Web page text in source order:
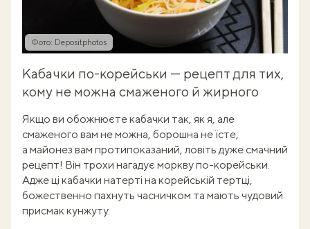
Фото: Depositphotos
Кабачки по-корейськи — рецепт для тих,
кому не можна смаженого й жирного
Якщо ви обожнюєте кабачки так, як я, але
смаженого вам не можна, борошна не їсте,
а майонез вам протипоказаний, ловіть дуже смачний
рецепт! Він трохи нагадує моркву по-корейськи.
Адже ці кабачки натерті на корейській тертці,
божественно пахнуть часничком та мають чудовий
присмак кунжуту.